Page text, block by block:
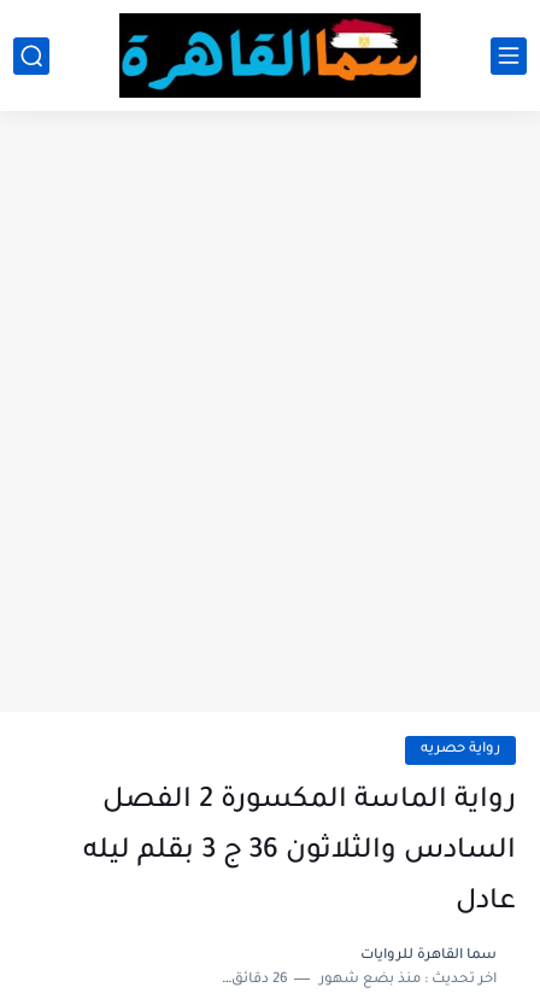
رواية حصريه
رواية الماسة المكسورة 2 الفصل
السادس والثلاثون 36 ج 3 بقلم ليله
عادل
سما القاهرة للروايات
اخر تحديث :منذ بضع شهور 26 دقائق للقراءة